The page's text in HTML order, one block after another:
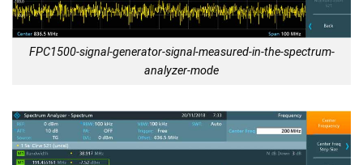
FPC1500-signal-generator-signal-measured-in-the-spectrum-
analyzer-mode